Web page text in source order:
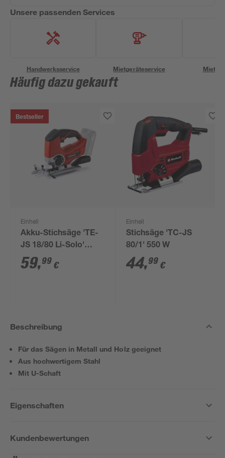
Unsere passenden Services
Handwerksservice Mietgeräteservice
Häufig dazu gekauft
Bestseller
Einhell
Akku-Stichsäge 'TE-
JS 18/80 Li-Solo'
ohne Akku und
Ladegerät
59,99 €
Einhell
Stichsäge 'TC-JS
80/1' 550 W
44,99 €
Beschreibung
Für das Sägen in Metall und Holz geeignet
Aus hochwertigem Stahl
Mit U-Schaft
Eigenschaften
Kundenbewertungen